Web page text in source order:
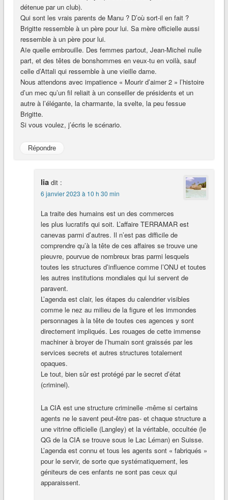
détenue par un club).
Qui sont les vrais parents de Manu ? D’où sort-il en fait ?
Brigitte ressemble à un père pour lui. Sa mère officielle aussi
ressemble à un père pour lui.
Aïe quelle embrouille. Des femmes partout, Jean-Michel nulle
part, et des têtes de bonshommes en veux-tu en voilà, sauf
celle d’Attali qui ressemble à une vieille dame.
Nous attendons avec impatience « Mourir d’aimer 2 » l’histoire
d’un mec qu’un fil reliait à un conseiller de présidents et un
autre à l’élégante, la charmante, la svelte, la peu fessue
Brigitte.
Si vous voulez, j’écris le scénario.
Répondre
lia dit :
6 janvier 2023 à 10 h 30 min
La traite des humains est un des commerces
les plus lucratifs qui soit. L’affaire TERRAMAR est
canevas parmi d’autres. Il n’est pas difficile de
comprendre qu’à la tête de ces affaires se trouve une
pieuvre, pourvue de nombreux bras parmi lesquels
toutes les structures d’influence comme l’ONU et toutes
les autres institutions mondiales qui lui servent de
paravent.
L’agenda est clair, les étapes du calendrier visibles
comme le nez au milieu de la figure et les immondes
personnages à la tête de toutes ces agences y sont
directement impliqués. Les rouages de cette immense
machiner à broyer de l’humain sont graissés par les
services secrets et autres structures totalement
opaques.
Le tout, bien sûr est protégé par le secret d’état
(criminel).
La CIA est une structure criminelle -même si certains
agents ne le savent peut-être pas- et chaque structure a
une vitrine officielle (Langley) et la véritable, occultée (le
QG de la CIA se trouve sous le Lac Léman) en Suisse.
L’agenda est connu et tous les agents sont « fabriqués »
pour le servir, de sorte que systématiquement, les
géniteurs de ces enfants ne sont pas ceux qui
apparaissent.